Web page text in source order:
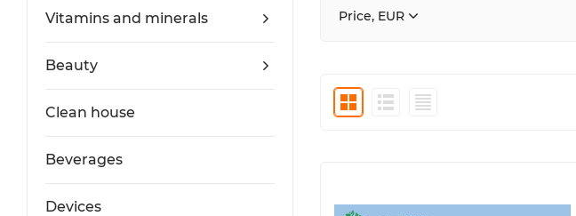
Vitamins and minerals
Beauty
Clean house
Beverages
Devices
Price, EUR